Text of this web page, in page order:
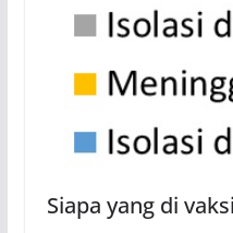
Siapa yang di